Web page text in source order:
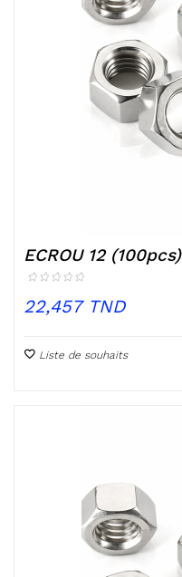
ECROU 12 (100pcs)
Prix
22,457 TND
Liste de souhaits